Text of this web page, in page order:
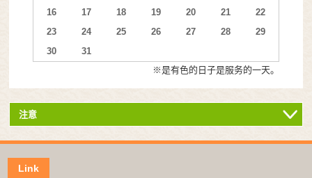
16
17 18 19 20 21
22
23
24 25 26 27 28
29
30
31
※是有色的日子是服务的一天。
注意
Link